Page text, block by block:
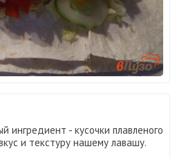
ингредиент - кусочки плавленого
и текстуру нашему лавашу.